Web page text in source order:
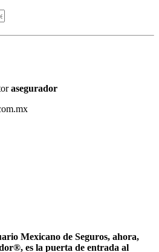
asegurador
Mexicano de Seguros, ahora,
es la puerta de entrada al